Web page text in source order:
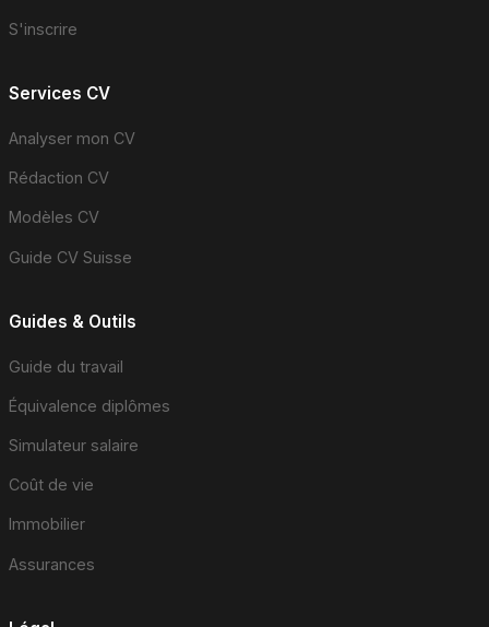
S'inscrire
Services CV
Analyser mon CV
Rédaction CV
Modèles CV
Guide CV Suisse
Guides & Outils
Guide du travail
Équivalence diplômes
Simulateur salaire
Coût de vie
Immobilier
Assurances